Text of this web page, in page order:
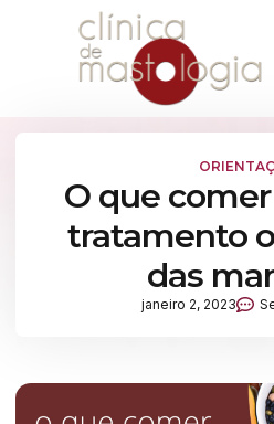
O que
tratamento
das
janeiro 2, 2023